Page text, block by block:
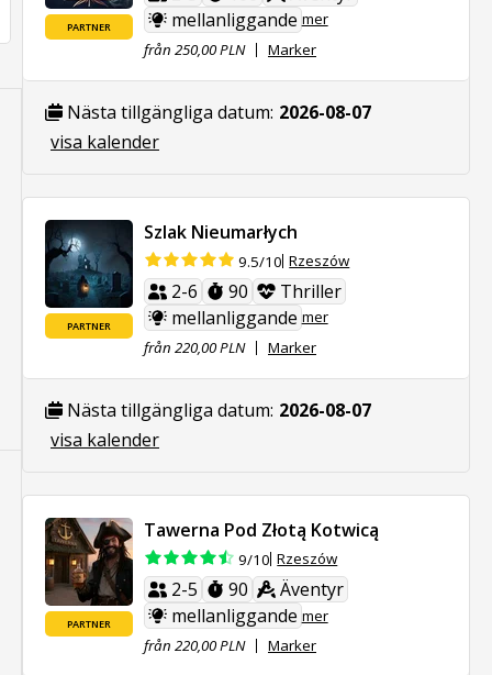
PARTNER
mellanliggande mer
från 250,00 PLN
Marker
Nästa tillgängliga datum: 2026-08-07
visa kalender
PARTNER
Szlak Nieumarłych
9.5/10 Rzeszów
2-6 90
Thriller
mellanliggande mer
från 220,00 PLN
Marker
Nästa tillgängliga datum: 2026-08-07
visa kalender
PARTNER
Tawerna Pod Złotą Kotwicą
9/10 Rzeszów
2-5 90
Äventyr
mellanliggande mer
från 220,00 PLN
Marker